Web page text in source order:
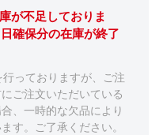
が不足しておりま
確保分の在庫が終了
っておりますが、ご注
ご注文いただいている
、一時的な欠品により
す。ご了承ください。